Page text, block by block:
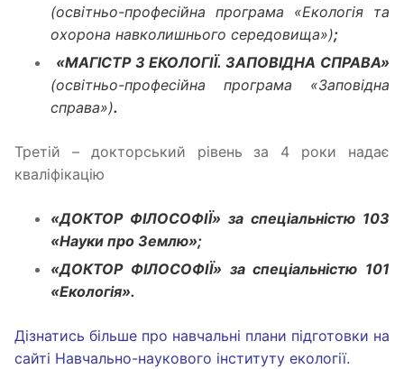
(освітньо-професійна програма «Екологія та
охорона навколишнього середовища»);
«МАГІСТР З ЕКОЛОГІЇ. ЗАПОВІДНА СПРАВА»
(освітньо-професійна програма «Заповідна
справа»).
Третій – докторський рівень за 4 роки надає
кваліфікацію
«ДОКТОР ФІЛОСОФІЇ» за спеціальністю 103
«Науки про Землю»;
«ДОКТОР ФІЛОСОФІЇ» за спеціальністю 101
«Екологія».
Дізнатись більше про навчальні плани підготовки на
сайті Навчально-наукового інституту екології.